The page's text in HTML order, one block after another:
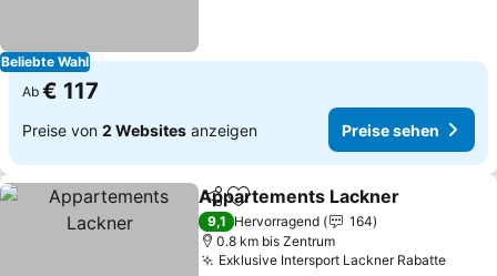
Beliebte Wahl
Ab € 117
Preise von 2 Websites anzeigen Preise sehen
TeilenZu Favoriten hinzufügen
Appartements Lackner
9,1 Hervorragend
164
0.8 km bis Zentrum
Exklusive Intersport Lackner Rabatte